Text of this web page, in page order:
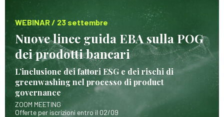
WEBINAR / 23 settembre
Nuove linee guida EBA sulla POG
dei prodotti bancari
L’inclusione dei fattori ESG e dei rischi di
greenwashing nel processo di product
governance
ZOOM MEETING
Offerte per iscrizioni entro il 02/09